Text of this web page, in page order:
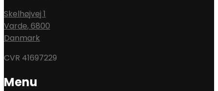
Skelhøjvej 1
Varde,6800
Danmark
CVR 41697229
Menu